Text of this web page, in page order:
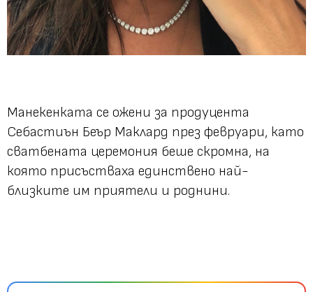
Манекенката се ожени за продуцента
Себастиън Беър Маклард през февруари, като
сватбената церемония беше скромна, на
която присъстваха единствено най-
близките им приятели и роднини.